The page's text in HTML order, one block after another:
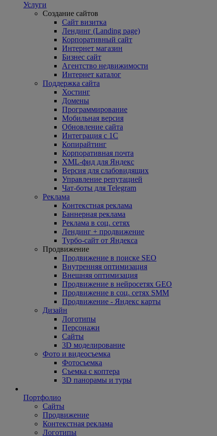
Услуги
Создание сайтов
Сайт визитка
Лендинг (Landing page)
Корпоративный сайт
Интернет магазин
Бизнес сайт
Агентство недвижимости
Интернет каталог
Поддержка сайта
Хостинг
Домены
Программирование
Мобильная версия
Обновление сайта
Интеграция с 1С
Копирайтинг
Корпоративная почта
XML-фид для Яндекс
Версия для слабовидящих
Управление репутацией
Чат-боты для Telegram
Реклама
Контекстная реклама
Баннерная реклама
Реклама в соц. сетях
Лендинг + продвижение
Турбо-сайт от Яндекса
Продвижение
Продвижение в поиске SEO
Внутренняя оптимизация
Внешняя оптимизация
Продвижение в нейросетях GEO
Продвижение в соц. сетях SMM
Продвижение - Яндекс карты
Дизайн
Логотипы
Персонажи
Сайты
3D моделирование
Фото и видеосъемка
Фотосъемка
Съемка с коптера
3D панорамы и туры
Портфолио
Сайты
Продвижение
Контекстная реклама
Логотипы